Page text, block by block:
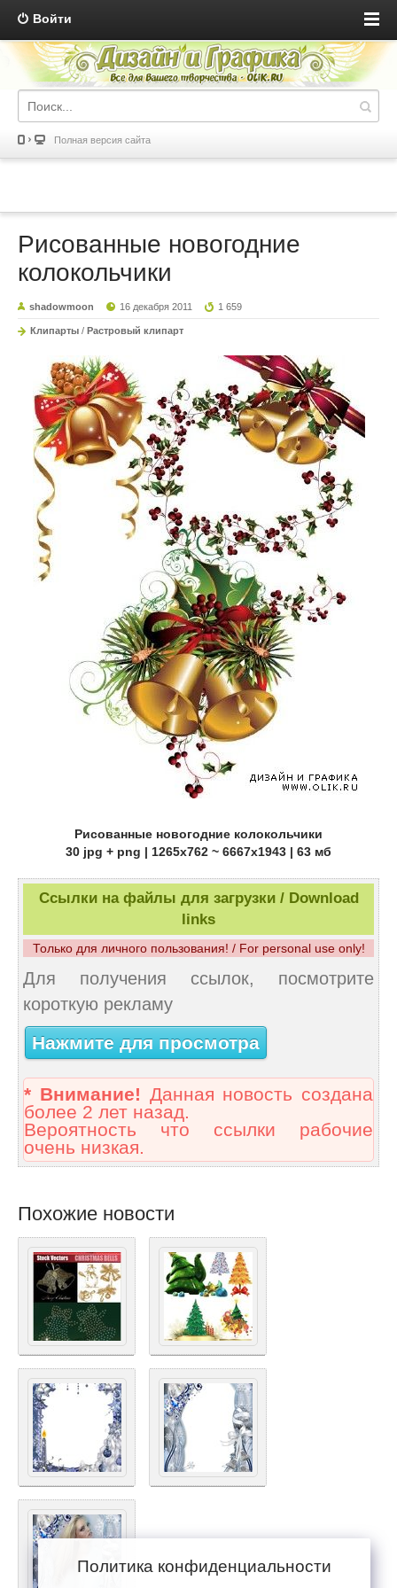
Войти
Полная версия сайта
Рисованные новогодние
колокольчики
shadowmoon 16 декабря 2011 1 659
Клипарты / Растровый клипарт
Рисованные новогодние колокольчики
30 jpg + png | 1265x762 ~ 6667x1943 | 63 мб
Ссылки на файлы для загрузки / Download
links
Только для личного пользования! / For personal use only!
Для получения ссылок, посмотрите
короткую рекламу
Нажмите для просмотра
* Внимание! Данная новость создана
более 2 лет назад.
Вероятность что ссылки рабочие
очень низкая.
Похожие новости
Политика конфиденциальности